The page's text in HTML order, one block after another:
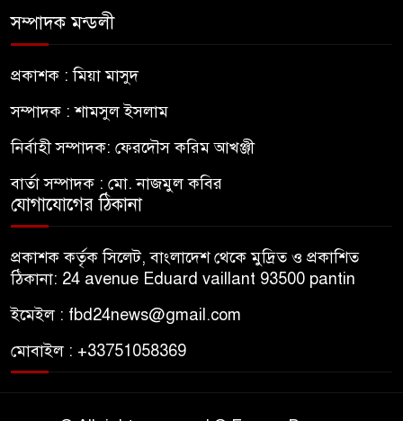
সম্পাদক মন্ডলী
প্রকাশক : মিয়া মাসুদ
সম্পাদক : শামসুল ইসলাম
নির্বাহী সম্পাদক: ফেরদৌস করিম আখঞ্জী
বার্তা সম্পাদক : মো. নাজমুল কবির
যোগাযোগের ঠিকানা
প্রকাশক কর্তৃক সিলেট, বাংলাদেশ থেকে মুদ্রিত ও প্রকাশিত
ঠিকানা: 24 avenue Eduard vaillant 93500 pantin
ইমেইল : fbd24news@gmail.com
মোবাইল : +33751058369